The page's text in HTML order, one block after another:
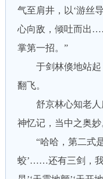
气至肩井，以‘游丝
心向敌，倾吐而出
掌第一招。”
于剑林倏地站起
翻飞。
舒京林心知老人
神忆记，当中之奥妙
“哈哈，第二式是
蛟’……还有三剑，我